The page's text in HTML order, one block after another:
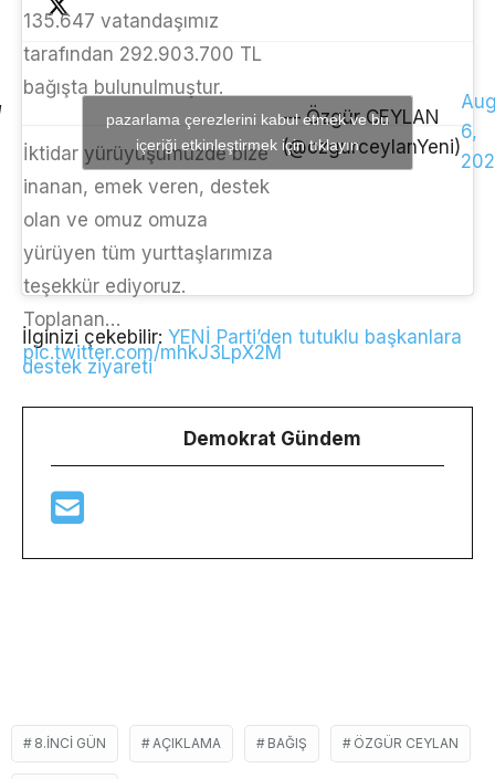
135.647 vatandaşımız
tarafından 292.903.700 TL
bağışta bulunulmuştur.
İktidar yürüyüşümüzde bize
inanan, emek veren, destek
olan ve omuz omuza
yürüyen tüm yurttaşlarımıza
teşekkür ediyoruz.
Toplanan…
pic.twitter.com/mhkJ3LpX2M
— Özgür CEYLAN
(@ozgurceylanYeni)
6,
pazarlama çerezlerini kabul etmek ve bu
içeriği etkinleştirmek için tıklayın
İlginizi çekebilir: YENİ Parti’den tutuklu başkanlara
destek ziyareti
Demokrat Gündem
8.INCI GÜN AÇIKLAMA BAĞIŞ ÖZGÜR CEYLAN